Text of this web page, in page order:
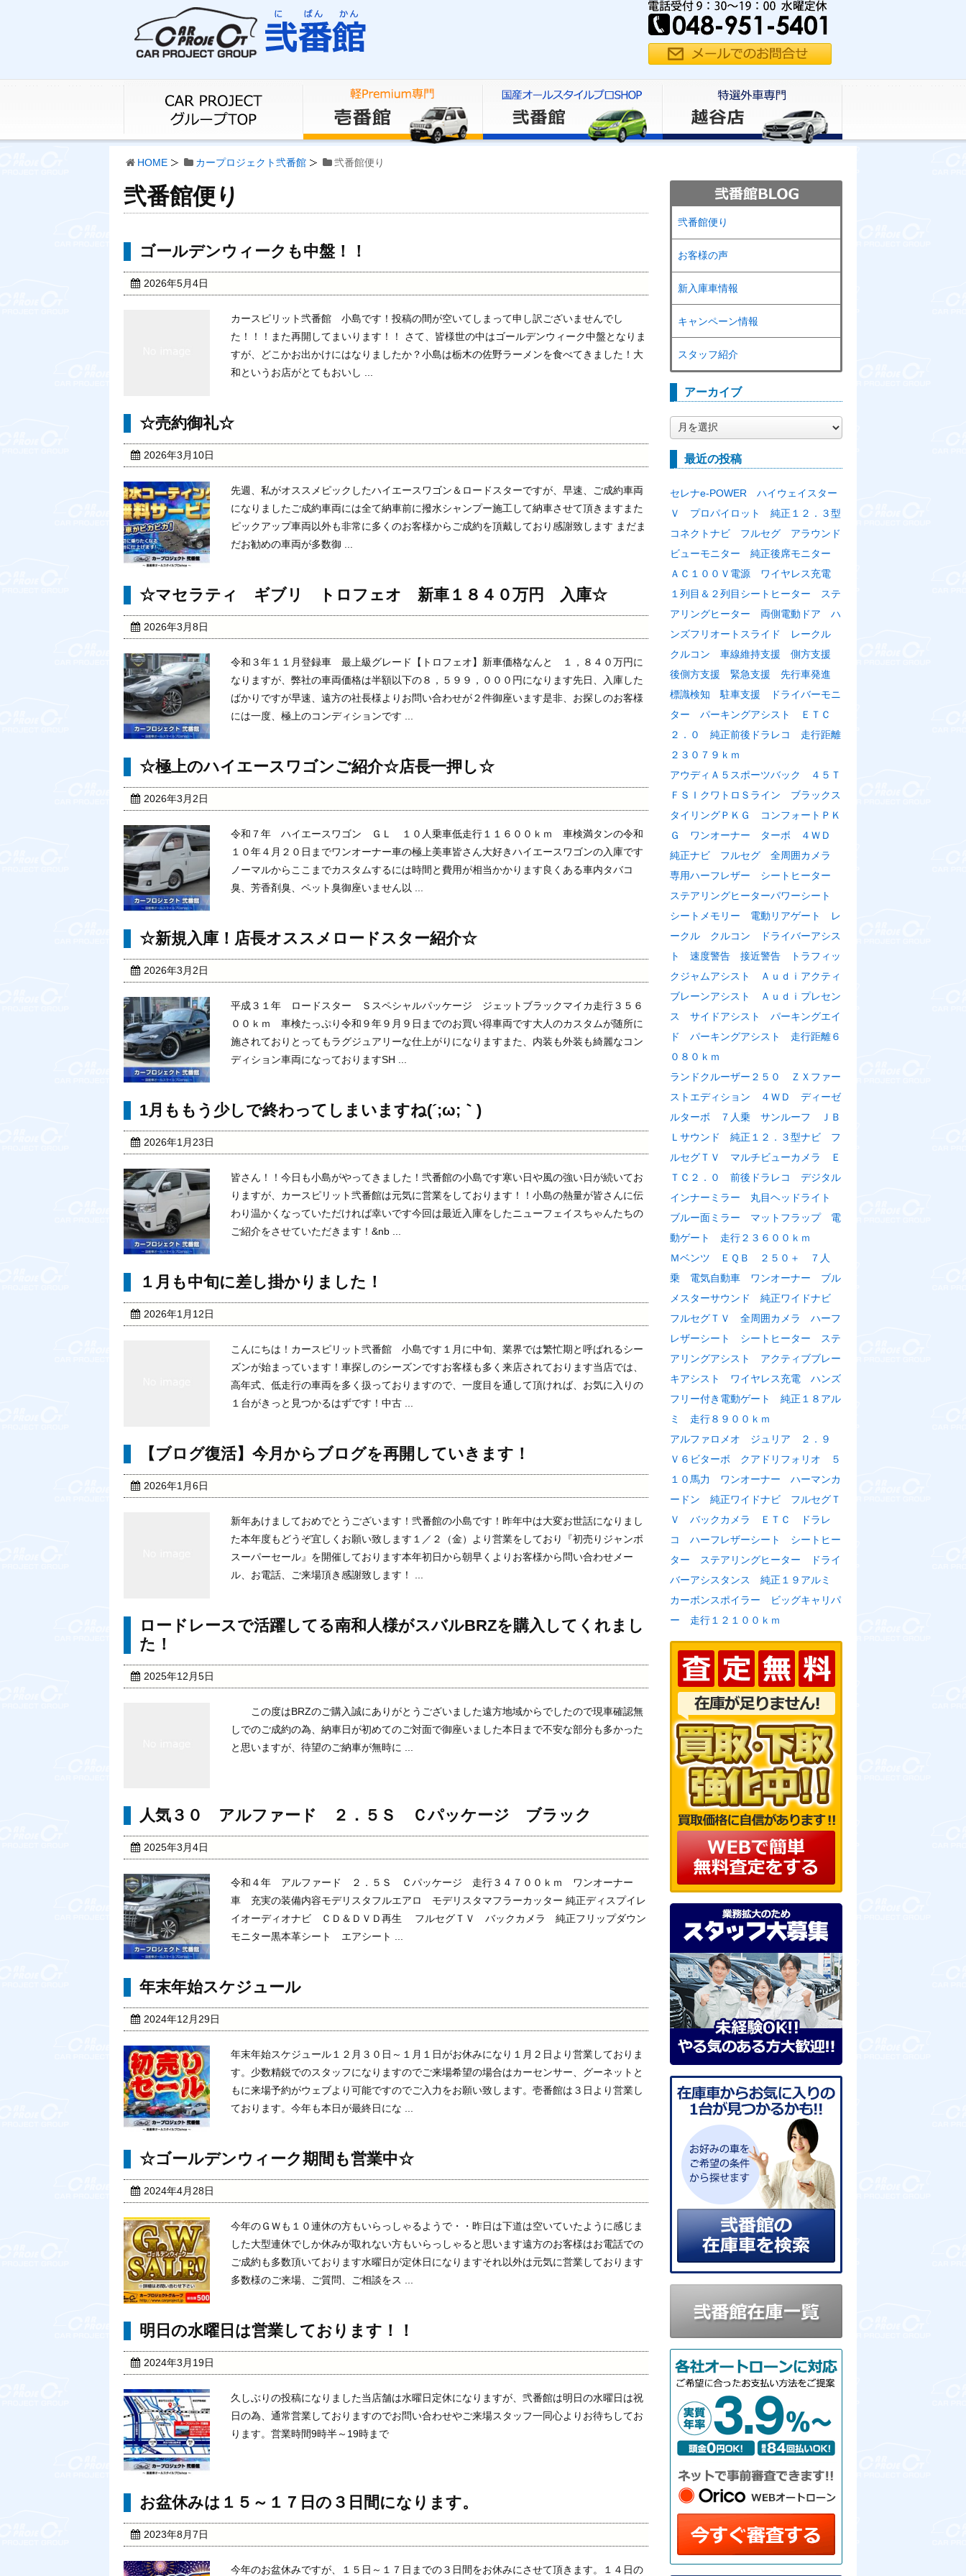
HOME カープロジェクト弐番館 弐番館便り
弐番館便り
ゴールデンウィークも中盤！！
2026年5月4日
カースピリット弐番館 小島です！投稿の間が空いてしまって申し訳ございませんでし
た！！！また再開してまいります！！ さて、皆様世の中はゴールデンウィーク中盤となりま
すが、どこかお出かけにはなりましたか？小島は栃木の佐野ラーメンを食べてきました！大
和というお店がとてもおいし ...
☆売約御礼☆
2026年3月10日
先週、私がオススメピックしたハイエースワゴン＆ロードスターですが、早速、ご成約車両
になりましたご成約車両には全て納車前に撥水シャンプー施工して納車させて頂きますまた
ピックアップ車両以外も非常に多くのお客様からご成約を頂戴しており感謝致します まだま
だお勧めの車両が多数御 ...
☆マセラティ ギブリ トロフェオ 新車１８４０万円 入庫☆
2026年3月8日
令和３年１１月登録車 最上級グレード【トロフェオ】新車価格なんと １，８４０万円に
なりますが、弊社の車両価格は半額以下の８，５９９，０００円になります先日、入庫した
ばかりですが早速、遠方の社長様よりお問い合わせが２件御座います是非、お探しのお客様
には一度、極上のコンディションです ...
☆極上のハイエースワゴンご紹介☆店長一押し☆
2026年3月2日
令和７年 ハイエースワゴン ＧＬ １０人乗車低走行１１６００ｋｍ 車検満タンの令和
１０年４月２０日までワンオーナー車の極上美車皆さん大好きハイエースワゴンの入庫です
ノーマルからここまでカスタムするには時間と費用が相当かかります良くある車内タバコ
臭、芳香剤臭、ペット臭御座いません以 ...
☆新規入庫！店長オススメロードスター紹介☆
2026年3月2日
平成３１年 ロードスター Ｓスペシャルパッケージ ジェットブラックマイカ走行３５６
００ｋｍ 車検たっぷり令和９年９月９日までのお買い得車両です大人のカスタムが随所に
施されておりとってもラグジュアリーな仕上がりになりますまた、内装も外装も綺麗なコン
ディション車両になっておりますSH ...
1月ももう少しで終わってしまいますね(´;ω;｀)
2026年1月23日
皆さん！！今日も小島がやってきました！弐番館の小島です寒い日や風の強い日が続いてお
りますが、カースピリット弐番館は元気に営業をしております！！小島の熱量が皆さんに伝
わり温かくなっていただければ幸いです今回は最近入庫をしたニューフェイスちゃんたちの
ご紹介をさせていただきます！&nb ...
１月も中旬に差し掛かりました！
2026年1月12日
こんにちは！カースピリット弐番館 小島です１月に中旬、業界では繁忙期と呼ばれるシー
ズンが始まっています！車探しのシーズンですお客様も多く来店されております当店では、
高年式、低走行の車両を多く扱っておりますので、一度目を通して頂ければ、お気に入りの
１台がきっと見つかるはずです！中古 ...
【ブログ復活】今月からブログを再開していきます！
2026年1月6日
新年あけましておめでとうございます！弐番館の小島です！昨年中は大変お世話になりまし
た本年度もどうぞ宜しくお願い致します１／２（金）より営業をしており『初売りジャンボ
スーパーセール』を開催しております本年初日から朝早くよりお客様から問い合わせメー
ル、お電話、ご来場頂き感謝致します！ ...
ロードレースで活躍してる南和人様がスバルBRZを購入してくれまし
た！
2025年12月5日
この度はBRZのご購入誠にありがとうございました遠方地域からでしたので現車確認無
しでのご成約の為、納車日が初めてのご対面で御座いました本日まで不安な部分も多かった
と思いますが、待望のご納車が無時に ...
人気３０ アルファード ２．５Ｓ Ｃパッケージ ブラック
2025年3月4日
令和４年 アルファード ２．５Ｓ Ｃパッケージ 走行３４７００ｋｍ ワンオーナー
車 充実の装備内容モデリスタフルエアロ モデリスタマフラーカッター 純正ディスプイレ
イオーディオナビ ＣＤ＆ＤＶＤ再生 フルセグＴＶ バックカメラ 純正フリップダウン
モニター黒本革シート エアシート ...
年末年始スケジュール
2024年12月29日
年末年始スケジュール１２月３０日～１月１日がお休みになり１月２日より営業しておりま
す。少数精鋭でのスタッフになりますのでご来場希望の場合はカーセンサー、グーネットと
もに来場予約がウェブより可能ですのでご入力をお願い致します。壱番館は３日より営業し
ております。今年も本日が最終日にな ...
☆ゴールデンウィーク期間も営業中☆
2024年4月28日
今年のＧＷも１０連休の方もいらっしゃるようで・・昨日は下道は空いていたように感じま
した大型連休でしか休みが取れない方もいらっしゃると思います遠方のお客様はお電話での
ご成約も多数頂いております水曜日が定休日になりますそれ以外は元気に営業しております
多数様のご来場、ご質問、ご相談をス ...
明日の水曜日は営業しております！！
2024年3月19日
久しぶりの投稿になりました当店舗は水曜日定休になりますが、弐番館は明日の水曜日は祝
日の為、通常営業しておりますのでお問い合わせやご来場スタッフ一同心よりお待ちしてお
ります。営業時間9時半～19時まで
お盆休みは１５～１７日の３日間になります。
2023年8月7日
今年のお盆休みですが、１５日～１７日までの３日間をお休みにさせて頂きます。１４日の
弐番館便り
お客様の声
新入庫車情報
キャンペーン情報
スタッフ紹介
アーカイブ
ー
カ
イ
最近の投稿
セレナe-POWER ハイウェイスター
Ｖ プロパイロット 純正１２．３型
コネクトナビ フルセグ アラウンド
ビューモニター 純正後席モニター
ＡＣ１００Ｖ電源 ワイヤレス充電
１列目＆２列目シートヒーター ステ
アリングヒーター 両側電動ドア ハ
ンズフリオートスライド レークル
クルコン 車線維持支援 側方支援
後側方支援 緊急支援 先行車発進
標識検知 駐車支援 ドライバーモニ
ター パーキングアシスト ＥＴＣ
２．０ 純正前後ドラレコ 走行距離
２３０７９ｋｍ
アウディＡ５スポーツバック ４５Ｔ
ＦＳＩクワトロＳライン ブラックス
タイリングＰＫＧ コンフォートＰＫ
Ｇ ワンオーナー ターボ ４ＷＤ
純正ナビ フルセグ 全周囲カメラ
専用ハーフレザー シートヒーター
ステアリングヒーターパワーシート
シートメモリー 電動リアゲート レ
ークル クルコン ドライバーアシス
ト 速度警告 接近警告 トラフィッ
クジャムアシスト Ａｕｄｉアクティ
ブレーンアシスト Ａｕｄｉプレセン
ス サイドアシスト パーキングエイ
ド パーキングアシスト 走行距離６
０８０ｋｍ
ランドクルーザー２５０ ＺＸファー
ストエディション ４ＷＤ ディーゼ
ルターボ ７人乗 サンルーフ ＪＢ
Ｌサウンド 純正１２．３型ナビ フ
ルセグＴＶ マルチビューカメラ Ｅ
ＴＣ２．０ 前後ドラレコ デジタル
インナーミラー 丸目ヘッドライト
ブルー面ミラー マットフラップ 電
動ゲート 走行２３６００ｋｍ
Ｍベンツ ＥＱＢ ２５０＋ ７人
乗 電気自動車 ワンオーナー ブル
メスターサウンド 純正ワイドナビ
フルセグＴＶ 全周囲カメラ ハーフ
レザーシート シートヒーター ステ
アリングアシスト アクティブブレー
キアシスト ワイヤレス充電 ハンズ
フリー付き電動ゲート 純正１８アル
ミ 走行８９００ｋｍ
アルファロメオ ジュリア ２．９
Ｖ６ビターボ クアドリフォリオ ５
１０馬力 ワンオーナー ハーマンカ
ードン 純正ワイドナビ フルセグＴ
Ｖ バックカメラ ＥＴＣ ドラレ
コ ハーフレザーシート シートヒー
ター ステアリングヒーター ドライ
バーアシスタンス 純正１９アルミ
カーボンスポイラー ビッグキャリパ
ー 走行１２１００ｋｍ